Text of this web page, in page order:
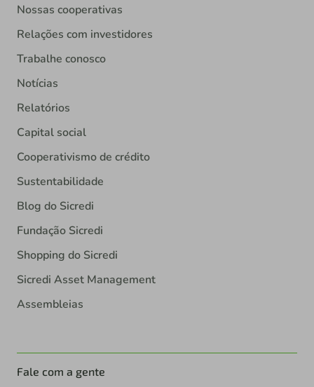
Nossas cooperativas
Relações com investidores
Trabalhe conosco
Notícias
Relatórios
Capital social
Cooperativismo de crédito
Sustentabilidade
Blog do Sicredi
Fundação Sicredi
Shopping do Sicredi
Sicredi Asset Management
Assembleias
Fale com a gente